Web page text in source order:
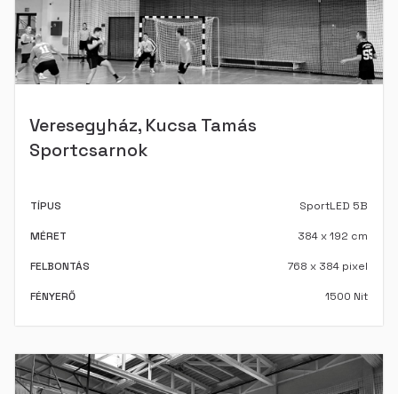
Veresegyház, Kucsa Tamás
Sportcsarnok
TÍPUS SportLED 5B
MÉRET 384 x 192 cm
FELBONTÁS 768 x 384 pixel
FÉNYERŐ 1500 Nit